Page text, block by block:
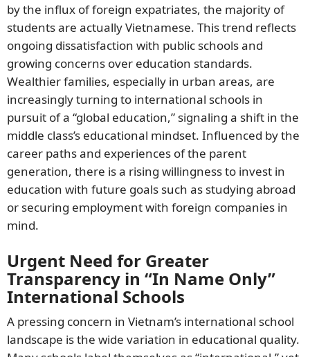
by the influx of foreign expatriates, the majority of
students are actually Vietnamese. This trend reflects
ongoing dissatisfaction with public schools and
growing concerns over education standards.
Wealthier families, especially in urban areas, are
increasingly turning to international schools in
pursuit of a “global education,” signaling a shift in the
middle class’s educational mindset. Influenced by the
career paths and experiences of the parent
generation, there is a rising willingness to invest in
education with future goals such as studying abroad
or securing employment with foreign companies in
mind.
Urgent Need for Greater
Transparency in “In Name Only”
International Schools
A pressing concern in Vietnam’s international school
landscape is the wide variation in educational quality.